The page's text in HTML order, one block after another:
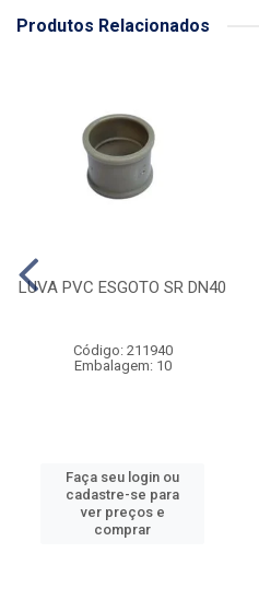
Produtos Relacionados
LUVA PVC ESGOTO SR DN40
Código: 211940
Embalagem: 10
Faça seu login ou
cadastre-se para
ver preços e
comprar